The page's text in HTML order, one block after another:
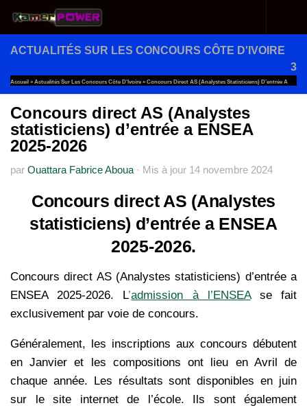
Au dessous du contenu
ACTUALITÉS SUR LES CONCOURS CÔTE D'IVOIRE
3
Accueil » Actualités Sur Les Concours Côte D'Ivoire » Concours Direct AS (Analystes Statisticiens) D’entrée A
ENSEA 2025-2026
Concours direct AS (Analystes
statisticiens) d’entrée a ENSEA
2025-2026
par Ouattara Fabrice Aboua · Mis à jour 14 novembre 2024
Concours direct AS (Analystes
statisticiens) d’entrée a ENSEA
2025-2026.
Concours direct AS (Analystes statisticiens) d’entrée a
ENSEA 2025-2026.
L’admission à l’ENSEA
se fait
exclusivement par voie de concours.
Généralement, les inscriptions aux concours débutent
en Janvier et les compositions ont lieu en Avril de
chaque année. Les résultats sont disponibles en juin
sur le site internet de l’école. Ils sont également